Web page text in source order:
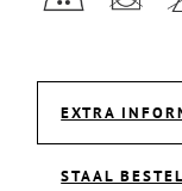
EXTRA
STAAL